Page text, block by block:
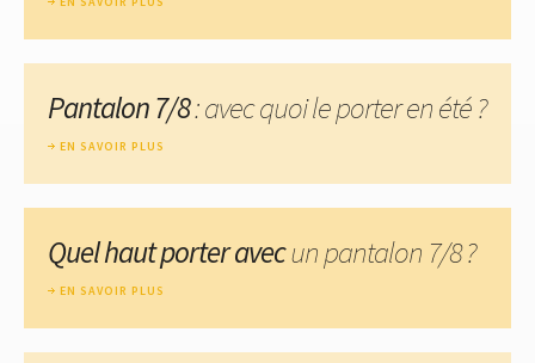
Pantalon 7/8: avec quoi le porter en été ?
EN SAVOIR PLUS
Quel haut porter avecun pantalon 7/8 ?
EN SAVOIR PLUS